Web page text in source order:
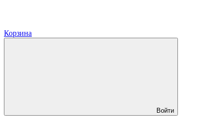
Корзина
Войти